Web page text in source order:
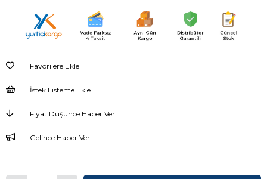
İndirim
Favorilere Ekle
İstek Listeme Ekle
Fiyat Düşünce Haber Ver
Gelince Haber Ver